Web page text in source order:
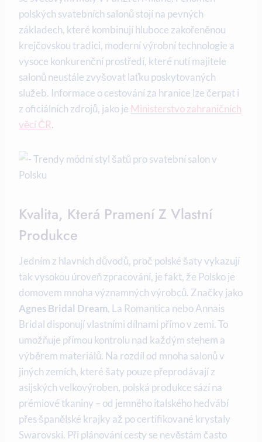
polských svatebních salonů stojí na pevných
základech, které kombinují hluboce zakořeněnou
krejčovskou tradici, moderní výrobní technologie a
vysoce konkurenční prostředí, které nutí majitele
salonů neustále zvyšovat laťku poskytovaných
služeb. Informace o cestování za hranice lze čerpat i
z oficiálních zdrojů, jako je Ministerstvo zahraničních
věcí ČR.
Kvalita, Která Pramení Z Vlastní
Produkce
Jedním z hlavních důvodů, proč polské šaty vykazují
tak vysokou úroveň zpracování, je fakt, že Polsko je
domovem mnoha významných výrobců. Značky jako
Agnes Bridal Dream, La Romantica nebo Annais
Bridal disponují vlastními dílnami přímo v zemi. To
umožňuje přímou kontrolu nad každým stehem a
výběrem materiálů. Na rozdíl od mnoha salonů v
jiných zemích, které šaty pouze přeprodávají z
asijských velkovýroben, polská produkce sází na
prémiové tkaniny – od jemného italského hedvábí
přes španělské krajky až po certifikované krystaly
Swarovski. Při plánování cesty se nevěstám často